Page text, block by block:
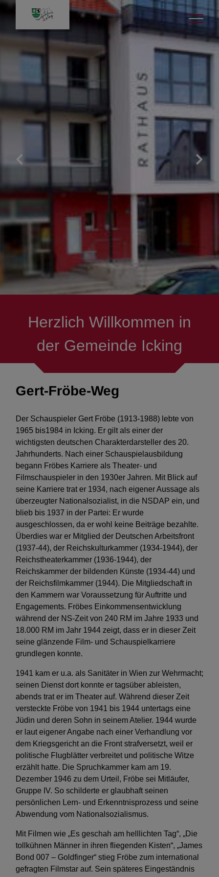
Unsere Gemeinde
Zahlen & Daten
Wappen
Die über 1.200 jährige
Geschichte
Die Bürgermeister seit 1870
Gemeindearchiv
Straßennamen
Kriegsende+Neubeginn 1945
Herzlich Willkommen in
der Gemeinde Icking
Gert-Fröbe-Weg
Der Schauspieler Gert Fröbe (1913-1988) lebte von
1965 bis1984 in Icking. Er gilt als einer der
wichtigsten deutschen Charakterdarsteller des 20.
Jahrhunderts. Nach einer Schauspielausbildung
begann Fröbes Karriere als Theater- und
Filmschauspieler in den 1930er Jahren. Mit Blick auf
seine Karriere trat er 1934, nach eigener Aussage als
überzeugter Nationalsozialist, in die NSDAP ein, und
blieb bis 1937 in der Partei: Er wurde
ausgeschlossen, da er wohl keine Beiträge bezahlte.
Überdies war er Mitglied der Deutschen Arbeitsfront
(1937-44), der Reichskulturkammer (1934-1944), der
Reichstheaterkammer (1936-1944), der
Reichskammer der bildenden Künste (1934-44) und
der Reichsfilmkammer (1944). Die Mitgliedschaft in
den Kammern war Voraussetzung für Auftritte und
Engagements. Fröbes Einkommensentwicklung
während der NS-Zeit von 240 RM im Jahre 1933 und
18.000 RM im Jahr 1944 zeigt, dass er in dieser Zeit
seine glänzende Film- und Schauspielkarriere
grundlegen konnte.
1941 kam er u.a. als Sanitäter in Wien zur Wehrmacht;
seinen Dienst dort konnte er tagsüber ableisten,
abends trat er im Theater auf. Während dieser Zeit
versteckte Fröbe von 1941 bis 1944 untertags eine
Jüdin und deren Sohn in seinem Atelier. 1944 wurde
er laut eigener Angabe nach einer Verhandlung vor
dem Kriegsgericht an die Front strafversetzt, weil er
politische Flugblätter verbreitet und politische Witze
erzählt hatte. Die Spruchkammer kam am 19.
Dezember 1946 zu dem Urteil, Fröbe sei Mitläufer,
Gruppe IV. So schilderte er glaubhaft seinen
persönlichen Lern- und Erkenntnisprozess und seine
Abwendung vom Nationalsozialismus.
Mit Filmen wie „Es geschah am helllichten Tag“, „Die
tollkühnen Männer in ihren fliegenden Kisten“, „James
Bond 007 – Goldfinger“ stieg Fröbe zum international
gefragten Filmstar auf. Sein späteres Eingeständnis